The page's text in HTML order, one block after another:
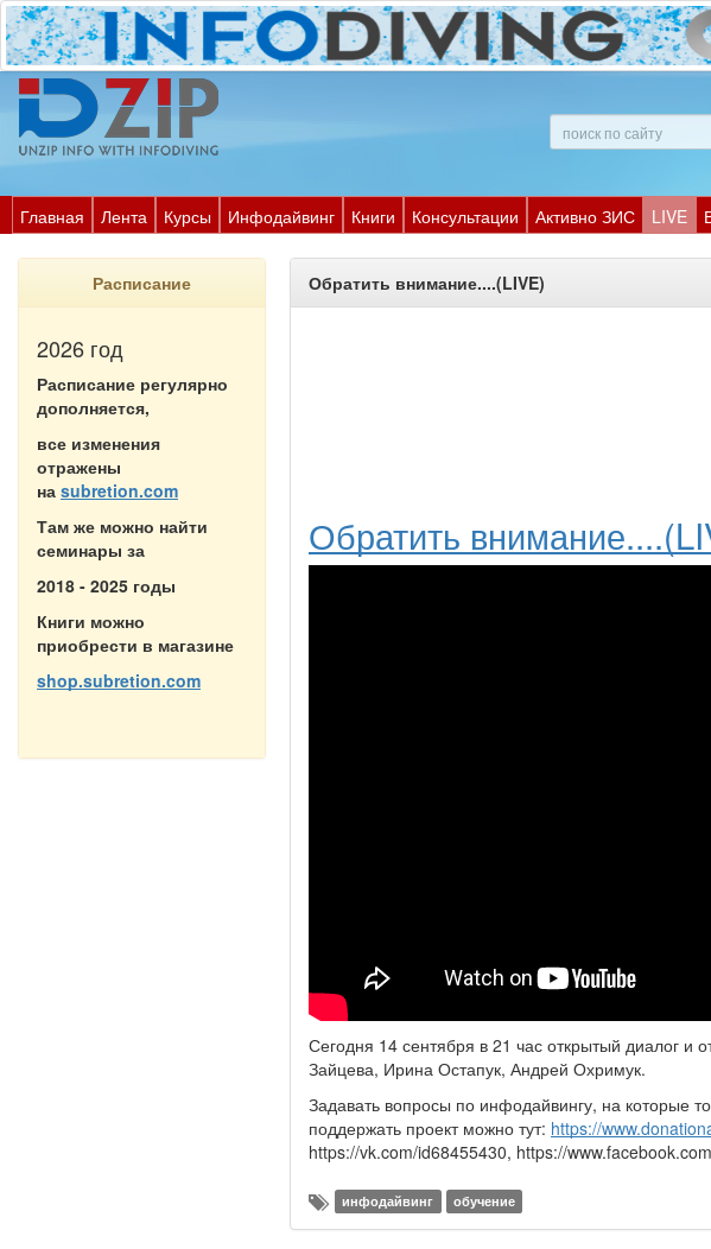
Главная Лента Курсы Инфодайвинг Книги Консультации Активно ЗИС LIVE
Расписание
2026 год
Расписание регулярно
дополняется,
все изменения
отражены
на subretion.com
Там же можно найти
семинары за
2018 - 2025 годы
Книги можно
приобрести в магазине
shop.subretion.com
Обратить внимание....(LIVE)
Обратить
Сегодня 14 сентября в 21 час открытый диалог
Зайцева, Ирина Остапук, Андрей Охримук.
Задавать вопросы по инфодайвингу, на которые
поддержать проект можно тут: https://
https://vk.com/id68455430, https://
инфодайвинг обучение